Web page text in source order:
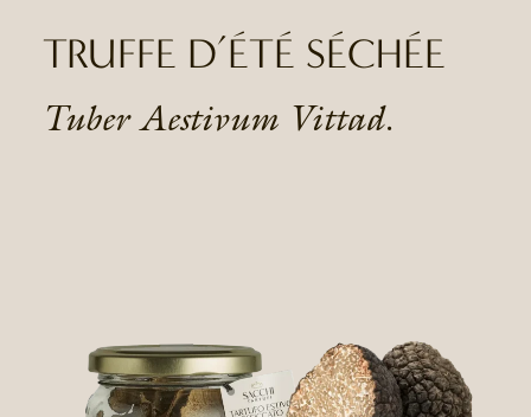
TRUFFE D’ÉTÉ SÉCHÉE
Tuber Aestivum Vittad.